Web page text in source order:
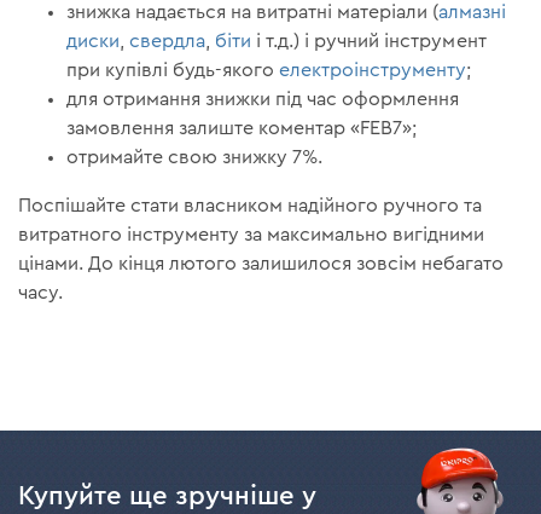
знижка надається на витратні матеріали (алмазні
диски ,свердла біти і т.д.) і ручний інструмент
при купівлі будь-якогоелектроінструменту;
для отримання знижки під час оформлення
замовлення залиште коментар «FEB7»;
отримайте свою знижку 7%.
Поспішайте стати власником надійного ручного та
витратного інструменту за максимально вигідними
цінами. До кінця лютого залишилося зовсім небагато
часу.
Купуйте ще зручніше у